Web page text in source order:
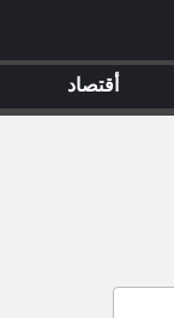
أقتصاد